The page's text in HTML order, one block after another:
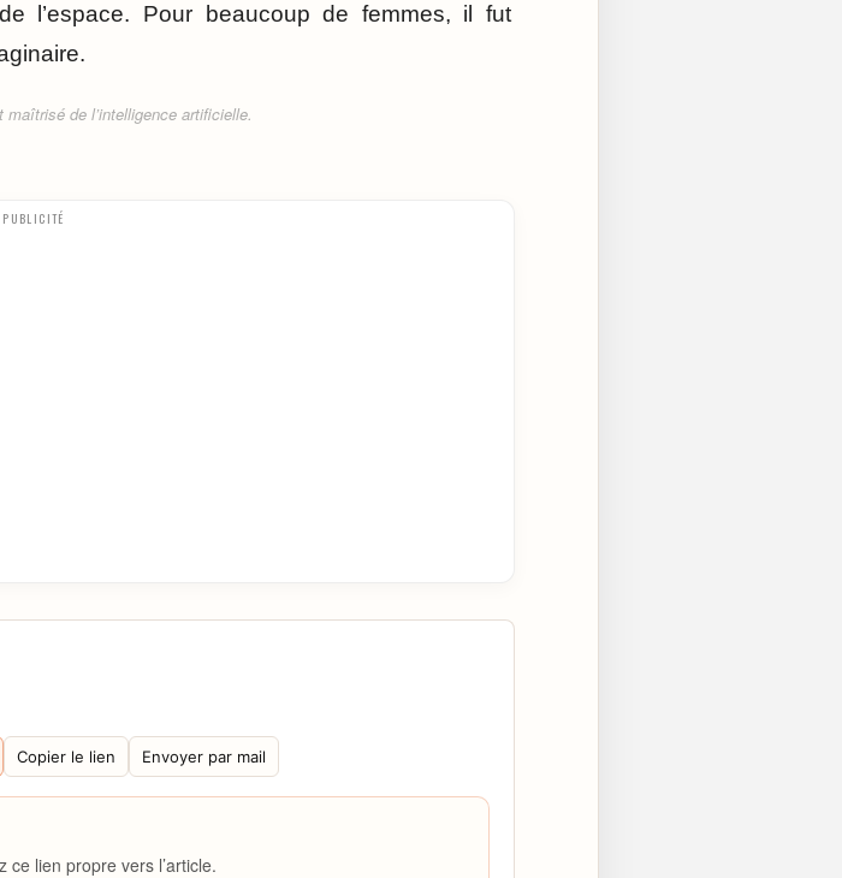
l’espace. Pour beaucoup de femmes, il fut
de l’intelligence artificielle.
PUBLICITÉ
Copier le lien Envoyer par mail
lien propre vers l’article.